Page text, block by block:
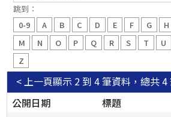
跳到：
0-9
A B C D E F G H
M
N O P Q R S T U
Z
顯示 2 到 4 筆資料，總共 4
< 上一頁
公開日期
標題